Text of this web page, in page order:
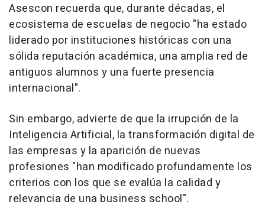
Asescon recuerda que, durante décadas, el
ecosistema de escuelas de negocio "ha estado
liderado por instituciones históricas con una
sólida reputación académica, una amplia red de
antiguos alumnos y una fuerte presencia
internacional".
Sin embargo, advierte de que la irrupción de la
Inteligencia Artificial, la transformación digital de
las empresas y la aparición de nuevas
profesiones "han modificado profundamente los
criterios con los que se evalúa la calidad y
relevancia de una business school".